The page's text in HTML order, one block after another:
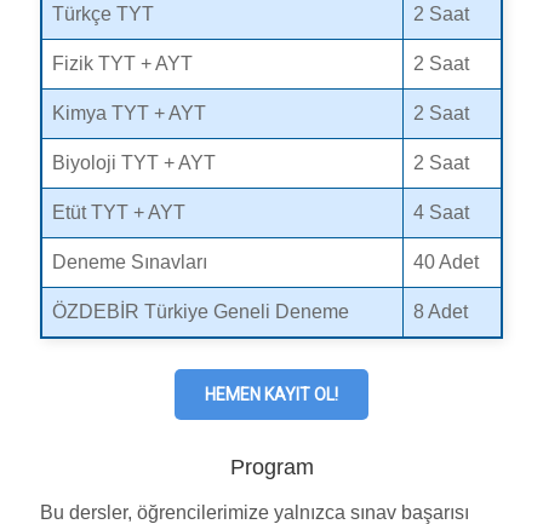
Türkçe TYT 2 Saat
Fizik TYT + AYT 2 Saat
Kimya TYT + AYT 2 Saat
Biyoloji TYT + AYT 2 Saat
Etüt TYT + AYT 4 Saat
Deneme Sınavları 40 Adet
ÖZDEBİR Türkiye Geneli Deneme 8 Adet
HEMEN KAYIT OL!
Program
Bu dersler, öğrencilerimize yalnızca sınav başarısı